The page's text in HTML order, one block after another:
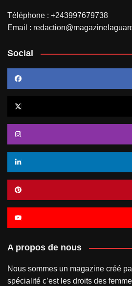
Téléphone : +243997679738
Email :
Social
A propos de nous
Nous sommes un magazine créé
spécialité c’est les droits des